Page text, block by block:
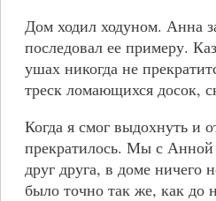
Дом ходил ходуном. Анна
последовал ее примеру.
ушах никогда не
треск ломающихся досок,
Когда я смог выдохнуть и
прекратилось. Мы с Анной
друг друга, в доме ничего
было точно так же, как до